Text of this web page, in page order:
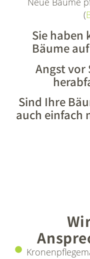
(
Sie haben
Bäume
Angst vor
Sind Ihre
auch einfach